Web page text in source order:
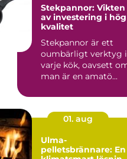
Stekpannor: Vikten
av investering i hög
kvalitet
Stekpannor är ett
oumbärligt verktyg i
varje kök, oavsett
man är en amatö...
01. aug
Ulma-
pelletsbrännare: En